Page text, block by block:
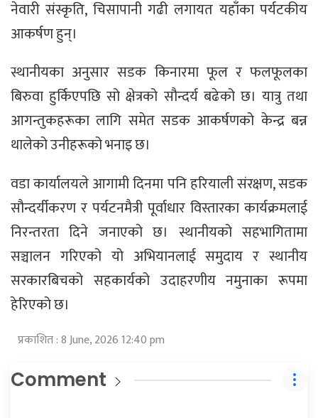
नेवारी संस्कृति, चिसापानी गढी लगायत यहाँका पर्यटकीय
आकर्षण हुन्।
स्थानीयका अनुसार सडक किनारमा फूल र फलफूलका
बिरुवा हुर्किएपछि सो क्षेत्रको सौन्दर्य बढेको छ। यात्रु तथा
आगन्तुकहरूका लागि समेत सडक आकर्षणको केन्द्र बन्न
थालेको उनीहरूको भनाइ छ।
वडा कार्यालयले आगामी दिनमा पनि हरियाली संरक्षण, सडक
सौन्दर्यीकरण र पर्यटनमैत्री पूर्वाधार विस्तारका कार्यक्रमलाई
निरन्तरता दिने जनाएको छ। स्थानीयको सहभागितामा
सञ्चालन गरिएको यो अभियानलाई समुदाय र स्थानीय
सरकारबिचको सहकार्यको उदाहरणीय नमुनाका रूपमा
हेरिएको छ।
प्रकाशित : 8 June, 2026 12:40 pm
Comment